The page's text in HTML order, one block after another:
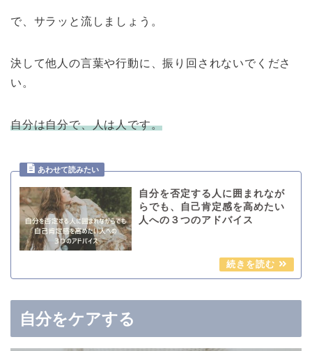
で、サラッと流しましょう。
決して他人の言葉や行動に、振り回されないでくださ
い。
自分は自分で、人は人です。
自分を否定する人に囲まれなが
らでも、自己肯定感を高めたい
人への３つのアドバイス
自分をケアする